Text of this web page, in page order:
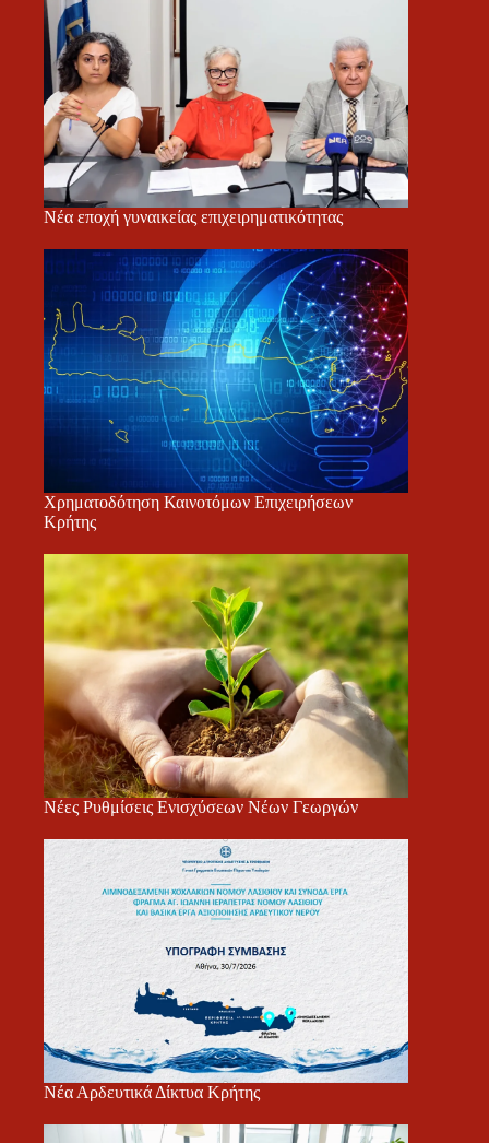
Νέα εποχή γυναικείας επιχειρηματικότητας
Χρηματοδότηση Καινοτόμων Επιχειρήσεων
Κρήτης
Νέες Ρυθμίσεις Ενισχύσεων Νέων Γεωργών
Νέα Αρδευτικά Δίκτυα Κρήτης